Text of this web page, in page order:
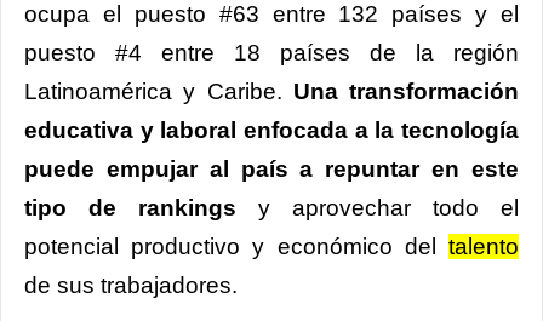
ocupa el puesto #63 entre 132 países y el
puesto #4 entre 18 países de la región
Latinoamérica y Caribe. Una transformación
educativa y laboral enfocada a la tecnología
puede empujar al país a repuntar en este
tipo de rankings y aprovechar todo el
potencial productivo y económico del talento
de sus trabajadores.